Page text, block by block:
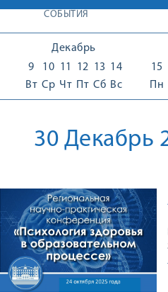
СОБЫТИЯ
Декабрь
9
Вт
10
Ср
11
Чт
12
Пт
13
Сб
14
Вс
15
Пн
30 Декабрь